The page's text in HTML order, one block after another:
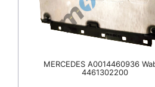
MERCEDES A0014460936
4461302200